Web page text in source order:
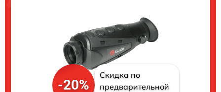
-20%
Скидка по
предварительной